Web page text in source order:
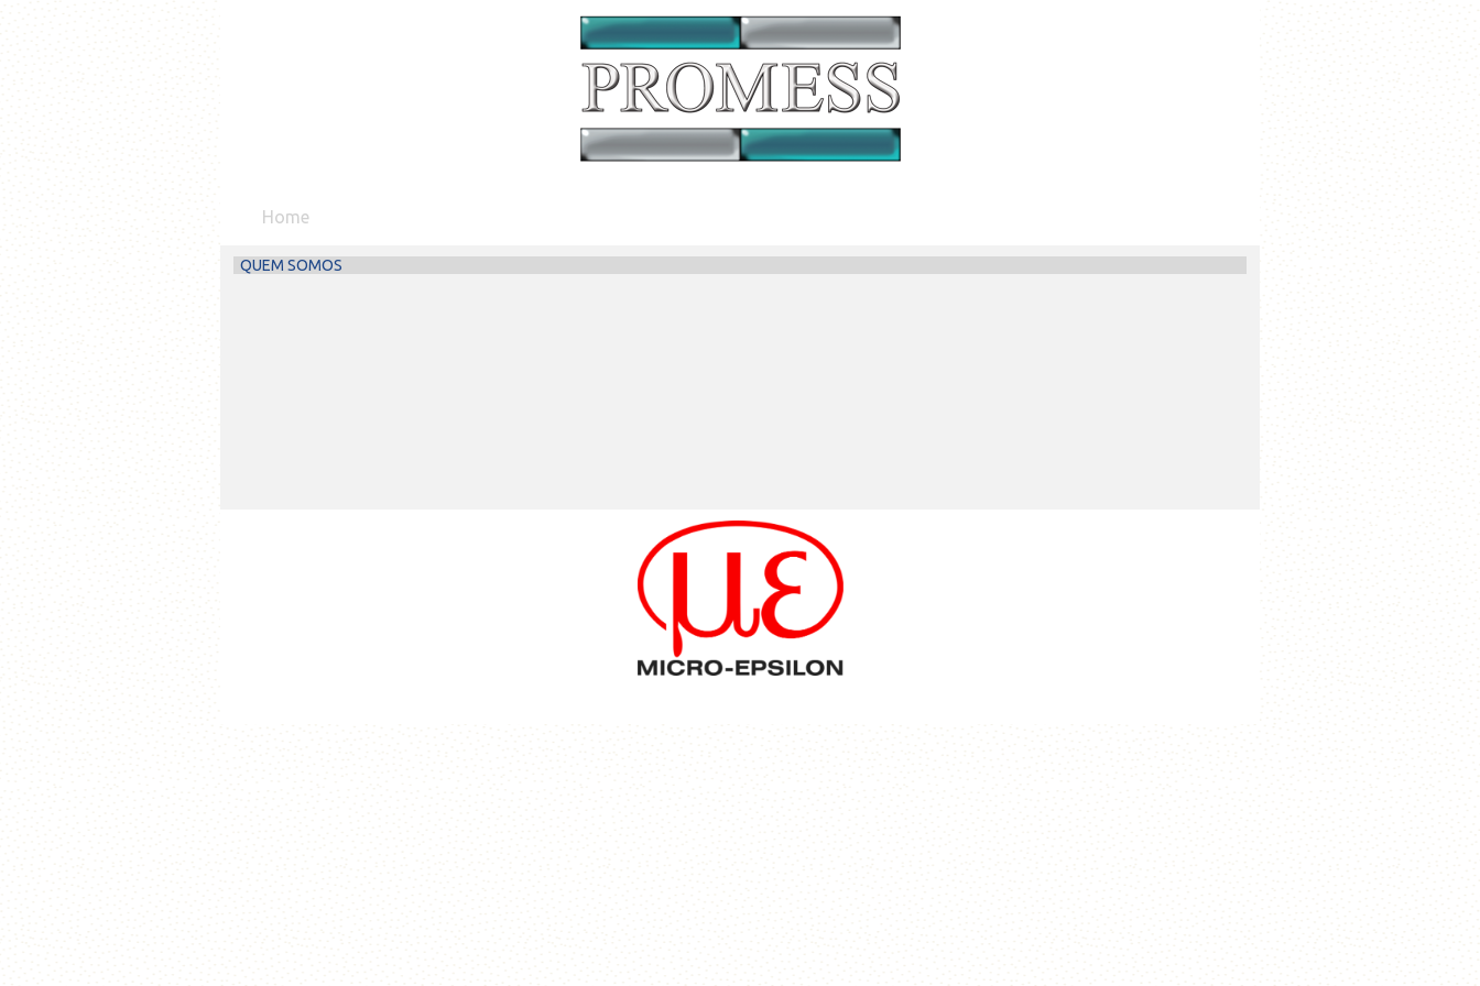
Home
QUEM SOMOS​